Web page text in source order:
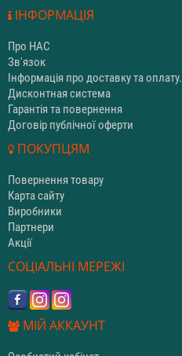
ІНФОРМАЦІЯ
Про НАС
Зв'язок
Інформація про доставку та оплату.
Дисконтная система
Гарантія та повернення
Договір публічної оферти
ПОКУПЦЯМ
Повернення товару
Карта сайту
Виробники
Партнери
Акції
СОЦІАЛЬНІ МЕРЕЖІ
МІЙ АККАУНТ